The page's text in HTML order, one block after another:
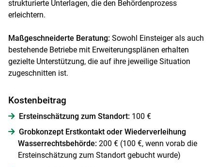
strukturierte Unterlagen, die den Behördenprozess
erleichtern.
Maßgeschneiderte Beratung: Sowohl Einsteiger als auch
bestehende Betriebe mit Erweiterungsplänen erhalten
gezielte Unterstützung, die auf ihre jeweilige Situation
zugeschnitten ist.
Kostenbeitrag
Ersteinschätzung zum Standort:100 €
Grobkonzept Erstkontakt oder Wiederverleihung
Wasserrechtsbehörde:200 € (100 €, wenn vorab die
Ersteinschätzung zum Standort gebucht wurde)